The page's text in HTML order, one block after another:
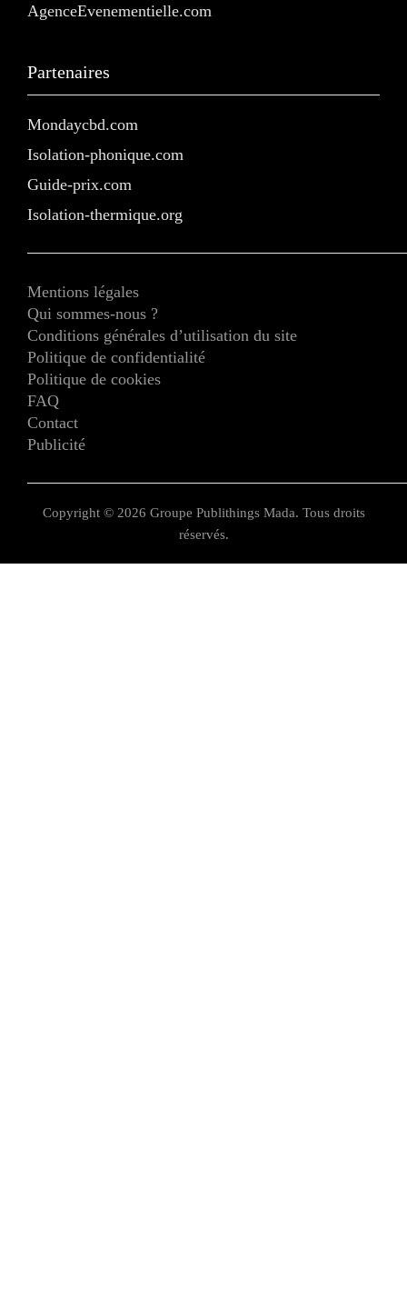
AgenceEvenementielle.com
Partenaires
Mondaycbd.com
Isolation-phonique.com
Guide-prix.com
Isolation-thermique.org
Mentions légales
Qui sommes-nous ?
Conditions générales d’utilisation du site
Politique de confidentialité
Politique de cookies
FAQ
Contact
Publicité
Copyright © 2026 Groupe Publithings Mada. Tous droits
réservés.